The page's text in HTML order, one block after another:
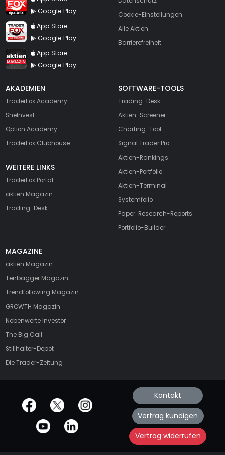
Google Play
TraderFox Live Trading
App Store
Google Play
TraderFox aktien Magazin
App Store
Google Play
Cookie-Einstellungen
Alle Aktien
Barrierefreiheit
AKADEMIEN
TraderFox Academy
SheInvest
Option Academy
TraderFox Clubhouse
WEITERE LINKS
TraderFox Portal
aktien Magazin
Trading-Desk
SOFTWARE-TOOLS
Trading-Desk
Aktien-Screener
Charting-Tool
Signal Trader Pro
Aktien-Rankings
Aktien-Portfolio
Aktien-Terminal
Systemfolio
Paper: Research-Reports
Portfolio-Builder
MAGAZINE
aktien Magazin
Tenbagger Magazin
Trendfollowing Magazin
GROWTH Magazin
Nebenwerte Investor
The Big Call
Stillhalter-Depot
Die Trader-Zeitung
offizielle Social Media-Accounts Kontakt
Vertrag kündigen
Vertrag widerrufen